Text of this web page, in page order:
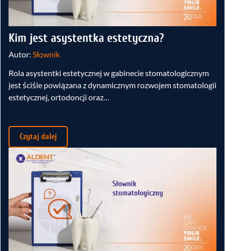
Kim jest asystentka estetyczna?
Autor: Słownik
Rola asystentki estetycznej w gabinecie stomatologicznym
jest ściśle powiązana z dynamicznym rozwojem stomatologii
estetycznej, ortodoncji oraz…
Czytaj dalej